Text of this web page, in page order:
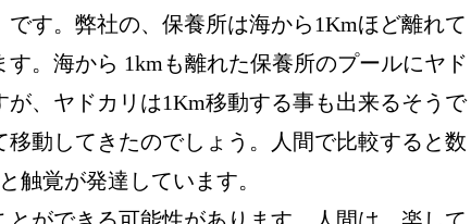
す。弊社の、保養所は海から1Kmほど離れて
。海から 1kmも離れた保養所のプールにヤド
、ヤドカリは1Km移動する事も出来るそうで
動してきたのでしょう。人間で比較すると数
触覚が発達しています。
ができる可能性があります。人間は、楽して